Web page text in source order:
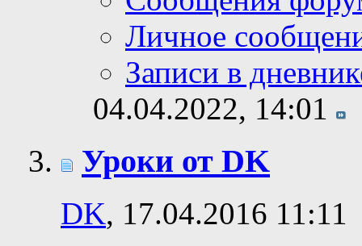
Личное
Записи в
04.04.2022, 14:01
Уроки от DK
DK, 17.04.2016 11:11